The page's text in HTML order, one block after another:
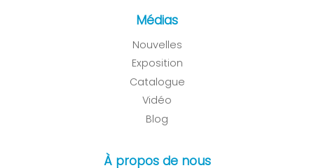
Médias
Nouvelles
Exposition
Catalogue
Vidéo
Blog
À propos de nous